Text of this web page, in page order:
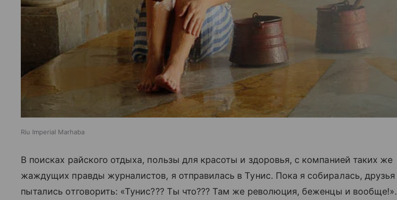
Riu Imperial Marhaba
В поисках райского отдыха, пользы для красоты и здоровья, с компанией таких же
жаждущих правды журналистов, я отправилась в Тунис. Пока я собиралась, друзья
пытались отговорить: «Тунис??? Ты что??? Там же революция, беженцы и вообще!».